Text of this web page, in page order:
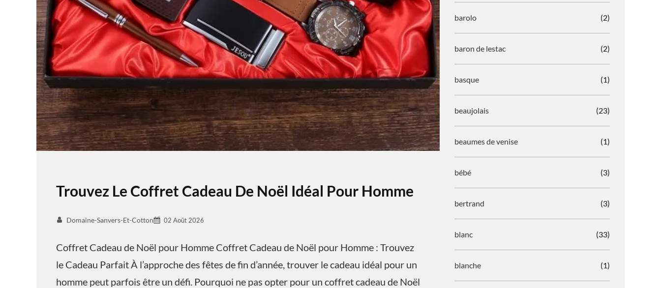
Trouvez Le Coffret Cadeau De Noël Idéal Pour Homme
Domaine-Sanvers-Et-Cotton 02 Août 2026
Coffret Cadeau de Noël pour Homme Coffret Cadeau de Noël pour Homme : Trouvez
le Cadeau Parfait À l’approche des fêtes de fin d’année, trouver le cadeau idéal pour un
homme peut parfois être un défi. Pourquoi ne pas opter pour un coffret cadeau de Noël
barolo (2)
baron de lestac (2)
basque (1)
beaujolais (23)
beaumes de venise (1)
bébé (3)
bertrand (3)
blanc (33)
blanche (1)